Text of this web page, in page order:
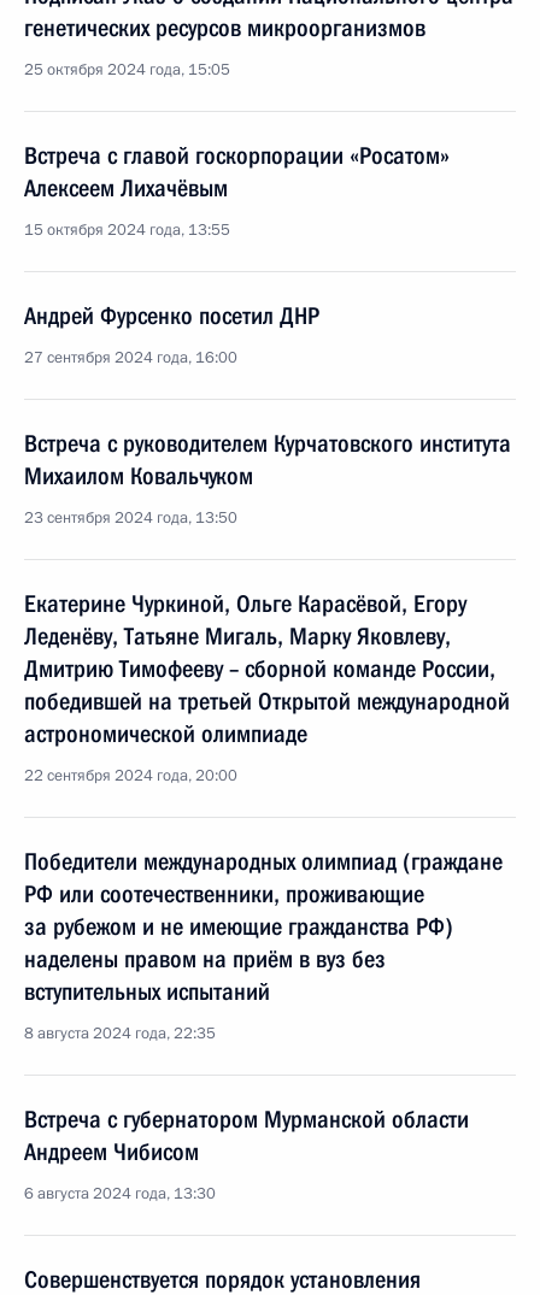
генетических ресурсов микроорганизмов
25 октября 2024 года, 15:05
Встреча с главой госкорпорации «Росатом»
Алексеем Лихачёвым
15 октября 2024 года, 13:55
Андрей Фурсенко посетил ДНР
27 сентября 2024 года, 16:00
Встреча с руководителем Курчатовского института
Михаилом Ковальчуком
23 сентября 2024 года, 13:50
Екатерине Чуркиной, Ольге Карасёвой, Егору
Леденёву, Татьяне Мигаль, Марку Яковлеву,
Дмитрию Тимофееву – сборной команде России,
победившей на третьей Открытой международной
астрономической олимпиаде
22 сентября 2024 года, 20:00
Победители международных олимпиад (граждане
РФ или соотечественники, проживающие
за рубежом и не имеющие гражданства РФ)
наделены правом на приём в вуз без
вступительных испытаний
8 августа 2024 года, 22:35
Встреча с губернатором Мурманской области
Андреем Чибисом
6 августа 2024 года, 13:30
Совершенствуется порядок установления